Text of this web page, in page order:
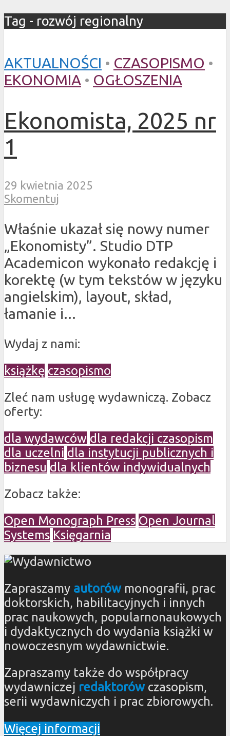
Tag - rozwój regionalny
AKTUALNOŚCI • CZASOPISMO •
EKONOMIA • OGŁOSZENIA
Ekonomista, 2025 nr
1
29 kwietnia 2025
Skomentuj
Właśnie ukazał się nowy numer
„Ekonomisty”. Studio DTP
Academicon wykonało redakcję i
korektę (w tym tekstów w języku
angielskim), layout, skład,
łamanie i...
Wydaj z nami:
książkę czasopismo
Zleć nam usługę wydawniczą. Zobacz
oferty:
dla wydawców dla redakcji czasopism
dla uczelni dla instytucji publicznych i
biznesu dla klientów indywidualnych
Zobacz także:
Open Monograph Press Open Journal
Systems Księgarnia
Zapraszamy autorówmonografii, prac
doktorskich, habilitacyjnych i innych
prac naukowych, popularnonaukowych
i dydaktycznych do wydania książki w
nowoczesnym wydawnictwie.
Zapraszamy także do współpracy
wydawniczej redaktorówczasopism,
serii wydawniczych i prac zbiorowych.
Więcej informacji